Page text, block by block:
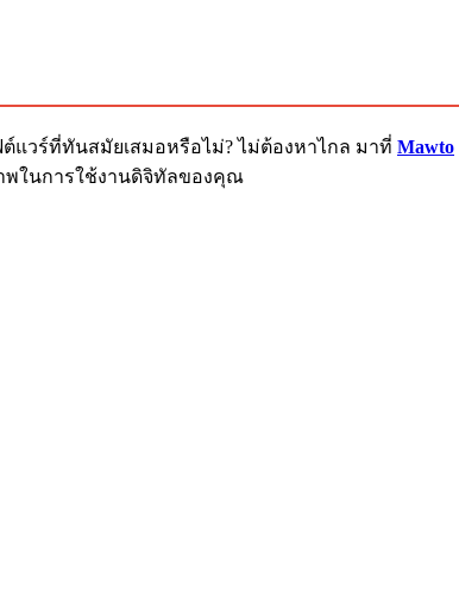
แวร์ที่ทันสมัยเสมอหรือไม่? ไม่ต้องหาไกล มาที่ Mawto
พในการใช้งานดิจิทัลของคุณ